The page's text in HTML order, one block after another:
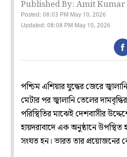
Published By: Amit Kumar
Posted: 08:03 PM May 10, 2026
Updated: 08:08 PM May 10, 2026
পশ্চিম এশিয়ার যুদ্ধের জেরে
মেটার পর জ্বালানি তেলের
পরিস্থিতির মাঝেই দেশবাসীর
হায়দরাবাদে এক অনুষ্ঠানে উপস্থিত
সংযত হন। ভারত তার প্রয়োজনের